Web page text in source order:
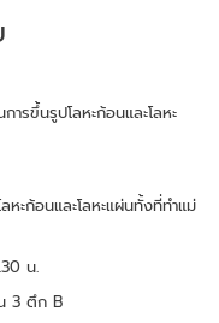
ารขึ้นรูปโลหะก้อนและโลหะ
หะก้อนและโลหะแผ่นทั้งที่ทำแม่
น.
3 ตึก B